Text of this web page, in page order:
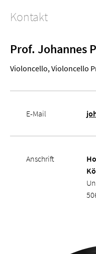
Kontakt
Prof. Johannes
Violoncello, Violoncello
E-Mail
Anschrift